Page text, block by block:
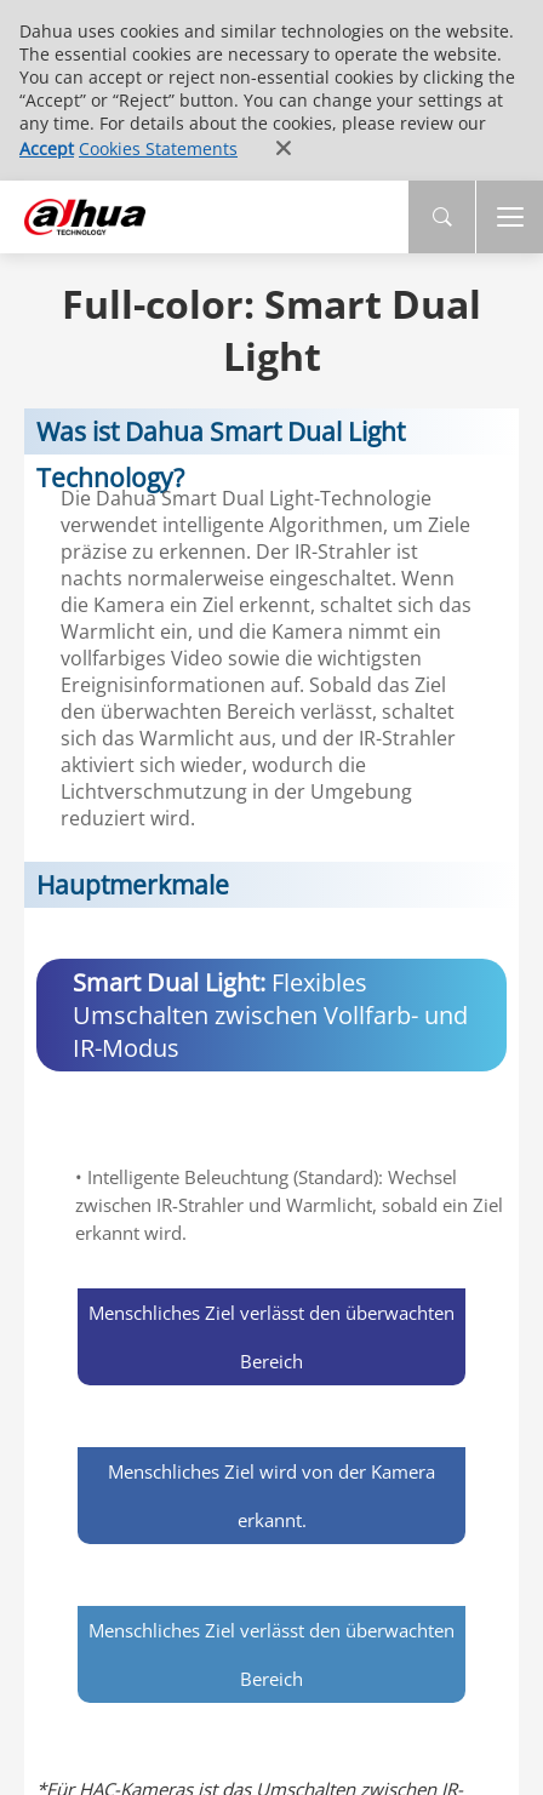
Dahua uses cookies and similar technologies on the website.
The essential cookies are necessary to operate the website.
You can accept or reject non-essential cookies by clicking the
“Accept” or “Reject” button. You can change your settings at
any time. For details about the cookies, please review our
Accept Cookies Statements
Full-color: Smart Dual
Light
Was ist Dahua Smart Dual Light
Technology?
Die Dahua Smart Dual Light-Technologie
verwendet intelligente Algorithmen, um Ziele
präzise zu erkennen. Der IR-Strahler ist
nachts normalerweise eingeschaltet. Wenn
die Kamera ein Ziel erkennt, schaltet sich das
Warmlicht ein, und die Kamera nimmt ein
vollfarbiges Video sowie die wichtigsten
Ereignisinformationen auf. Sobald das Ziel
den überwachten Bereich verlässt, schaltet
sich das Warmlicht aus, und der IR-Strahler
aktiviert sich wieder, wodurch die
Lichtverschmutzung in der Umgebung
reduziert wird.
Hauptmerkmale
Smart Dual Light:Flexibles
Umschalten zwischen Vollfarb- und
IR-Modus
• Intelligente Beleuchtung (Standard): Wechsel
zwischen IR-Strahler und Warmlicht, sobald ein Ziel
erkannt wird.
Menschliches Ziel verlässt den überwachten
Bereich
Menschliches Ziel wird von der Kamera
erkannt.
Menschliches Ziel verlässt den überwachten
Bereich
*Für HAC-Kameras ist das Umschalten zwischen IR-